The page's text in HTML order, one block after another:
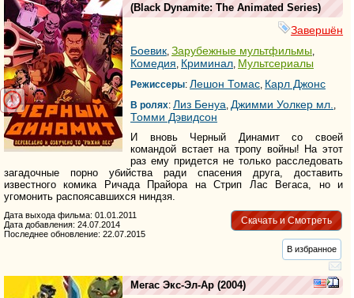
(Black Dynamite: The Animated Series)
Завершён
Боевик Зарубежные мультфильмы
Комедия Криминал Мультсериалы
Режиссеры: Лешон Томас Карл Джонс
В ролях: Лиз Бенуа Джимми Уолкер мл.
Томми Дэвидсон
И вновь Черный Динамит со своей
командой встает на тропу войны! На этот
раз ему придется не только расследовать
загадочные порно убийства ради спасения друга, доставить
известного комика Ричада Прайора на Стрип Лас Вегаса, но и
угомонить распоясавшихся ниндзя.
Скачать и Смотреть
Дата выхода фильма: 01.01.2011
Дата добавления: 24.07.2014
Последнее обновление: 22.07.2015
В избранное
Мегас Экс-Эл-Ар (2004)